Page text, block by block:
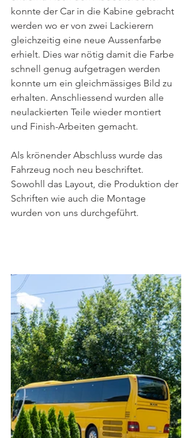
konnte der Car in die Kabine gebracht
werden wo er von zwei Lackierern
gleichzeitig eine neue Aussenfarbe
erhielt. Dies war nötig damit die Farbe
schnell genug aufgetragen werden
konnte um ein gleichmässiges Bild zu
erhalten. Anschliessend wurden alle
neulackierten Teile wieder montiert
und Finish-Arbeiten gemacht.
Als krönender Abschluss wurde das
Fahrzeug noch neu beschriftet.
Sowohll das Layout, die Produktion der
Schriften wie auch die Montage
wurden von uns durchgeführt.